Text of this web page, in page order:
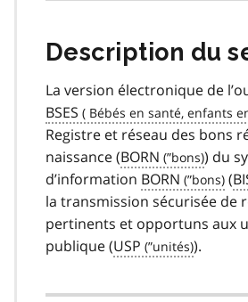
Description du
La version électronique de
BSES
Registre et réseau des bons
naissance (BORN
) du
d’information BORN (
la transmission sécurisée de
pertinents et opportuns aux
publique (USP ).